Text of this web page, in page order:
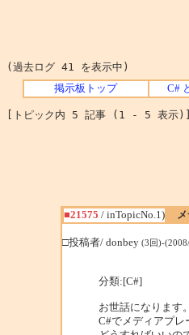
(過去ログ 41 を表示中)
掲示板トップ C#
[トピック内 5 記事 (1 - 5 表
■21575 / inTopicNo.1)
□投稿者/ donbey (3回)-
分類:[C#]
お世話になります。
C#でメディアプレ